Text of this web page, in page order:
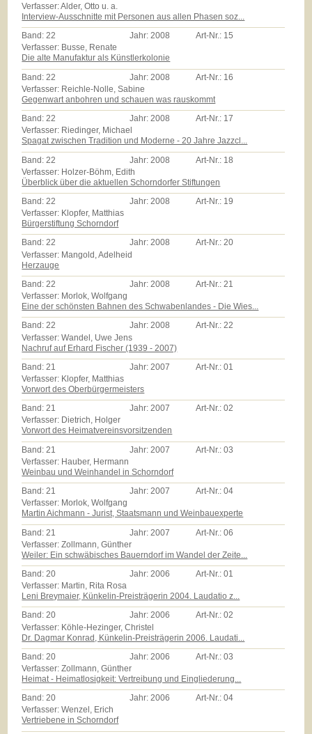
Verfasser: Alder, Otto u. a.
Interview-Ausschnitte mit Personen aus allen Phasen soz...
Band:22 Jahr:2008 Art-Nr.: 15
Verfasser: Busse, Renate
Die alte Manufaktur als Künstlerkolonie
Band: 22 Jahr: 2008 Art-Nr.: 16
Verfasser: Reichle-Nolle, Sabine
Gegenwart anbohren und schauen was rauskommt
Band:22 Jahr:2008 Art-Nr.: 17
Verfasser: Riedinger, Michael
Spagat zwischen Tradition und Moderne - 20 Jahre Jazzcl...
Band: 22 Jahr: 2008 Art-Nr.: 18
Verfasser: Holzer-Böhm, Edith
Überblick über die aktuellen Schorndorfer Stiftungen
Band:22 Jahr:2008 Art-Nr.: 19
Verfasser: Klopfer, Matthias
Bürgerstiftung Schorndorf
Band:22 Jahr:2008 Art-Nr.:20
Verfasser: Mangold, Adelheid
Herzauge
Band:22 Jahr:2008 Art-Nr.:21
Verfasser: Morlok, Wolfgang
Eine der schönsten Bahnen des Schwabenlandes - Die Wies...
Band:22 Jahr:2008 Art-Nr.:22
Verfasser: Wandel, Uwe Jens
Nachruf auf Erhard Fischer (1939 - 2007)
Band: 21 Jahr: 2007 Art-Nr.:01
Verfasser: Klopfer, Matthias
Vorwort des Oberbürgermeisters
Band:21 Jahr:2007 Art-Nr.:02
Verfasser: Dietrich, Holger
Vorwort des Heimatvereinsvorsitzenden
Band: 21 Jahr: 2007 Art-Nr.:03
Verfasser: Hauber, Hermann
Weinbau und Weinhandel in Schorndorf
Band:21 Jahr:2007 Art-Nr.:04
Verfasser: Morlok, Wolfgang
Martin Aichmann - Jurist, Staatsmann und Weinbauexperte
Band: 21 Jahr: 2007 Art-Nr.:06
Verfasser: Zollmann, Günther
Weiler: Ein schwäbisches Bauerndorf im Wandel der Zeite...
Band:20 Jahr:2006 Art-Nr.:01
Verfasser: Martin, Rita Rosa
Leni Breymaier, Künkelin-Preisträgerin 2004. Laudatio z...
Band:20 Jahr:2006 Art-Nr.:02
Verfasser: Köhle-Hezinger, Christel
Dr. Dagmar Konrad, Künkelin-Preisträgerin 2006. Laudati...
Band:20 Jahr:2006 Art-Nr.:03
Verfasser: Zollmann, Günther
Heimat - Heimatlosigkeit: Vertreibung und Eingliederung...
Band:20 Jahr:2006 Art-Nr.:04
Verfasser: Wenzel, Erich
Vertriebene in Schorndorf